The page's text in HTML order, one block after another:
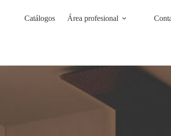
Catálogos Área profesional